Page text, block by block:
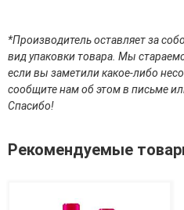
Скрабы и пилинги для тела
Средства для депиляции
Туалетная вода для тела
Уход для ног
Мужчинам
*Производитель оставляет за
вид упаковки товара. Мы
если вы заметили какое-либо
сообщите нам об этом в письме
Спасибо!
Рекомендуемые